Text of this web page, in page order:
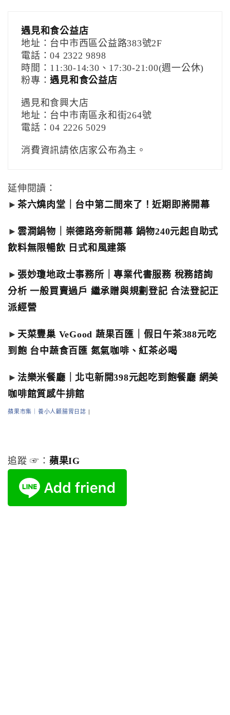
遇見和食公益店
地址：台中市西區公益路383號2F
電話：04 2322 9898
時間：11:30-14:30、17:30-21:00(週一公休)
粉專：遇見和食公益店
遇見和食興大店
地址：台中市南區永和街264號
電話：04 2226 5029
消費資訊請依店家公布為主。
延伸閱讀：
► 茶六燒肉堂｜台中第二間來了！近期即將開幕
► 雲澗鍋物｜崇德路旁新開幕 鍋物240元起自助式
飲料無限暢飲 日式和風建築
► 張妙瓊地政士事務所｜專業代書服務 稅務諮詢
分析 一般買賣過戶 繼承贈與規劃登記 合法登記正
派經營
► 天菜豐巢 VeGood 蔬果百匯｜假日午茶388元吃
到飽 台中蔬食百匯 氮氣咖啡、紅茶必喝
► 法樂米餐廳｜北屯新開398元起吃到飽餐廳 網美
咖啡館質感牛排館
蘋果市集｜養小人顧腸胃日誌 |
追蹤 ☞： 蘋果IG